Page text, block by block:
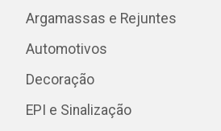
Argamassas e Rejuntes
Automotivos
Decoração
EPI e Sinalização